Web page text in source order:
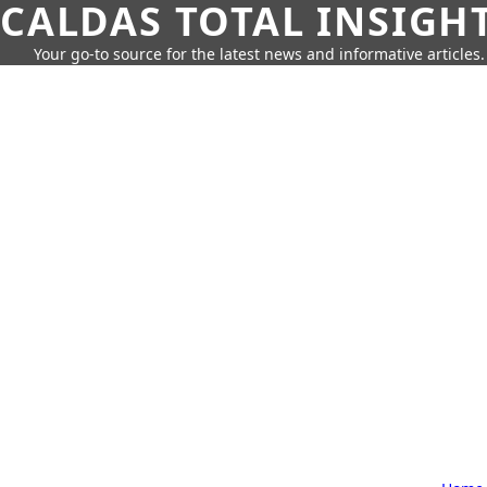
CALDAS TOTAL
Your go-to source for the latest news and informative articles.